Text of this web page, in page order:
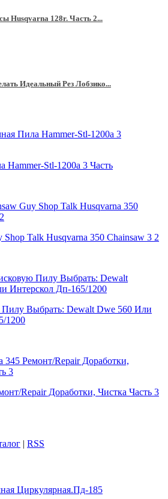
Husqvarna 128r. Часть 2...
Идеальный Рез Лобзико...
Hammer-Stl-1200a 3 Часть
Shop Talk Husqvarna 350 Chainsaw 3 2
Выбрать: Dewalt Dwe 560 Или
1200
Repair Доработки, Чистка Часть 3
| RSS